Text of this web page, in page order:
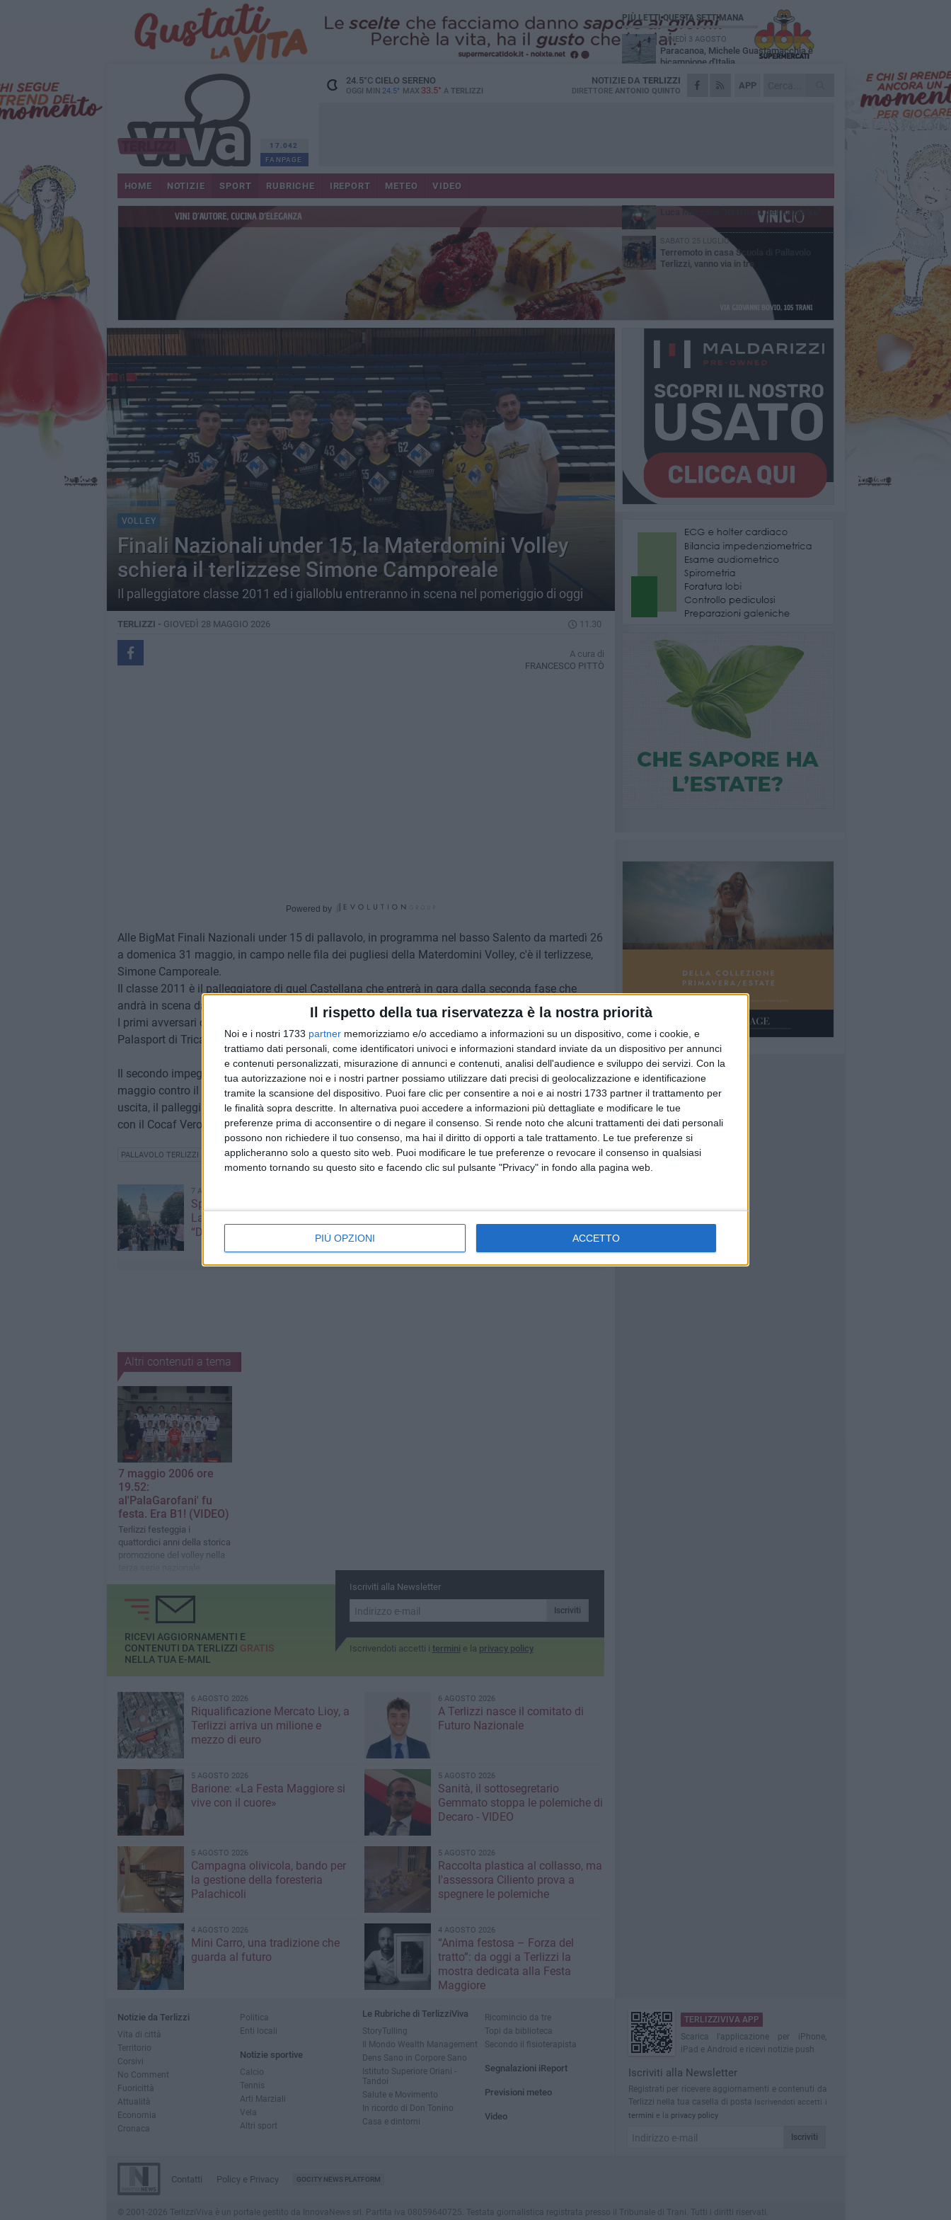
Il rispetto della tua riservatezza è la nostra priorità
Noi e i nostri 1733 partner memorizziamo e/o accediamo a informazioni su un dispositivo, come i cookie, e
trattiamo dati personali, come identificatori univoci e informazioni standard inviate da un dispositivo per annunci
e contenuti personalizzati, misurazione di annunci e contenuti, analisi dell'audience e sviluppo dei servizi. Con la
tua autorizzazione noi e i nostri partner possiamo utilizzare dati precisi di geolocalizzazione e identificazione
tramite la scansione del dispositivo. Puoi fare clic per consentire a noi e ai nostri 1733 partner il trattamento per
le finalità sopra descritte. In alternativa puoi accedere a informazioni più dettagliate e modificare le tue
preferenze prima di acconsentire o di negare il consenso. Si rende noto che alcuni trattamenti dei dati personali
possono non richiedere il tuo consenso, ma hai il diritto di opporti a tale trattamento. Le tue preferenze si
applicheranno solo a questo sito web. Puoi modificare le tue preferenze o revocare il consenso in qualsiasi
momento tornando su questo sito e facendo clic sul pulsante "Privacy" in fondo alla pagina web.
PIÙ OPZIONI ACCETTO
17.042
FANPAGE
24.5°CCIELO SERENO
OGGI MIN 24.5° MAX 33.5° A TERLIZZI
APP
NOTIZIE DA TERLIZZI
DIRETTORE ANTONIO QUINTO
HOME NOTIZIE SPORT RUBRICHE IREPORT METEO VIDEO
VOLLEY
Finali Nazionali under 15, la Materdomini Volley
schiera il terlizzese Simone Camporeale
Il palleggiatore classe 2011 ed i gialloblu entreranno in scena nel pomeriggio di oggi
TERLIZZI - GIOVEDÌ 28 MAGGIO 2026 11.30
A cura di
FRANCESCO PITTÒ
Powered by
Alle BigMat Finali Nazionali under 15 di pallavolo, in programma nel basso Salento da martedì 26
a domenica 31 maggio, in campo nelle fila dei pugliesi della Materdomini Volley, c'è il terlizzese,
Simone Camporeale.
Il classe 2011 è il palleggiatore di quel Castellana che entrerà in gara dalla seconda fase che
andrà in scena dal pomeriggio di oggi, giovedì 28 maggio.
I primi avversari dei gialloblù della Città delle Grotte, alle 16.00, sul rettangolo di gara del
Palasport di Tricase saranno i toscani dell'Invicta Volley Grosseto.
Il secondo impegno dei ragazzini di mister Domenico Farella sarà alle 9.00 di domani venerdì 29
maggio contro il Trentino Volley già vincitore del Girone B della prima fase, mentre nella terza
uscita, il palleggiatore terlizzesi e i suoi compagni se la vedranno alle 18.00 sempre di venerdì 29
con il Cocaf Verovolley Monza.
PALLAVOLO TERLIZZI
7 AGOSTO 2026
Spostato il Carro Trionfale dal
Lamione ai pressi della scuola
“Don Pietro Pappagallo”
Altri contenuti a tema
7 maggio 2006 ore
19.52:
al'PalaGarofani' fu
festa. Era B1! (VIDEO)
Terlizzi festeggia i
quattordici anni della storica
promozione del volley nella
Iscriviti alla Newsletter
Iscriviti
Iscrivendoti accetti i termini e la privacy policy
RICEVI AGGIORNAMENTI E
CONTENUTI DA TERLIZZI GRATIS
NELLA TUA E-MAIL
6 AGOSTO 2026
Riqualificazione Mercato Lioy, a
Terlizzi arriva un milione e
mezzo di euro
6 AGOSTO 2026
A Terlizzi nasce il comitato di
Futuro Nazionale
5 AGOSTO 2026
Barione: «La Festa Maggiore si
vive con il cuore»
5 AGOSTO 2026
Sanità, il sottosegretario
Gemmato stoppa le polemiche di
Decaro - VIDEO
5 AGOSTO 2026
Campagna olivicola, bando per
la gestione della foresteria
Palachicoli
5 AGOSTO 2026
Raccolta plastica al collasso, ma
l'assessora Ciliento prova a
spegnere le polemiche
4 AGOSTO 2026
Mini Carro, una tradizione che
guarda al futuro
4 AGOSTO 2026
“Anima festosa – Forza del
tratto”: da oggi a Terlizzi la
mostra dedicata alla Festa
Maggiore
PIÙ LETTI QUESTA SETTIMANA
LUNEDÌ 3 AGOSTO
Paracanoa, Michele Guastamacchia è
bicampione d'Italia
DOMENICA 2 AGOSTO
Serie D femminile, ecco gli organici:
Serie C maschile, Scuola di Pallavolo
MERCOLEDÌ 29 LUGLIO
Luca Mazzone "Re d'Italia dell'handbike"
SABATO 25 LUGLIO
Terremoto in casa Scuola di Pallavolo
Terlizzi, vanno via in tre
Notizie da Terlizzi
Vita di città
Territorio
Corsivi
No Comment
Fuoricittà
Attualità
Economia
Cronaca
Politica
Enti locali
Notizie sportive
Calcio
Tennis
Arti Marziali
Vela
Altri sport
Le Rubriche di TerlizziViva
StoryTulling
Il Mondo Wealth Management
Dens Sano in Corpore Sano
Istituto Superiore Oriani -
Tandoi
Salute e Movimento
In ricordo di Don Tonino
Casa e dintorni
Ricomincio da tre
Topi da biblioteca
Secondo il fisioterapista
Segnalazioni iReport
Previsioni meteo
Video
TERLIZZIVIVA APP
Scarica l'applicazione per iPhone,
iPad e Android e ricevi notizie push
Iscriviti alla Newsletter
Registrati per ricevere aggiornamenti e contenuti da
Terlizzi nella tua casella di posta Iscrivendoti accetti i
termini e la privacy policy
Iscriviti
Contatti Policy e Privacy GOCITY NEWS PLATFORM
© 2001-2026 TerlizziViva è un portale gestito da InnovaNews srl. Partita iva 08059640725. Testata giornalistica registrata presso il Tribunale di Trani. Tutti i diritti riservati.